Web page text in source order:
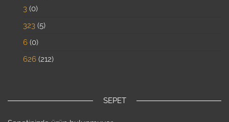
3 0
323 5
6 0
626 212
SEPET